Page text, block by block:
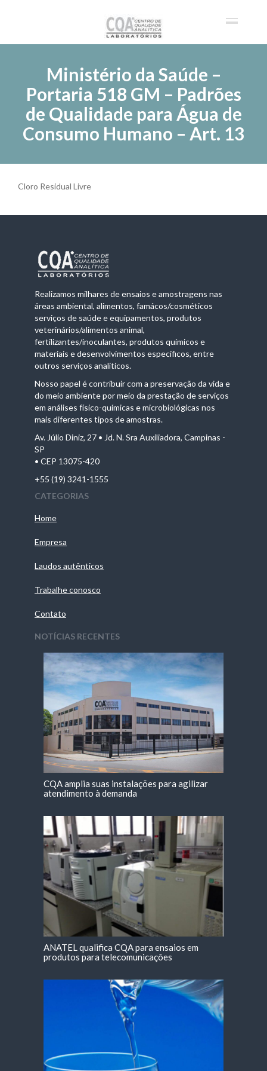
Ministério da Saúde –
Portaria 518 GM – Padrões
de Qualidade para Água de
Consumo Humano – Art. 13
Cloro Residual Livre
Realizamos milhares de ensaios e amostragens nas
áreas ambiental, alimentos, famácos/cosméticos
serviços de saúde e equipamentos, produtos
veterinários/alimentos animal,
fertilizantes/inoculantes, produtos químicos e
materiais e desenvolvimentos específicos, entre
outros serviços analíticos.
Nosso papel é contribuir com a preservação da vida e
do meio ambiente por meio da prestação de serviços
em análises físico-químicas e microbiológicas nos
mais diferentes tipos de amostras.
Av. Júlio Diniz, 27 • Jd. N. Sra Auxiliadora, Campinas -
SP
• CEP 13075-420
+55 (19) 3241-1555
CATEGORIAS
Home
Empresa
Laudos autênticos
Trabalhe conosco
Contato
NOTÍCIAS RECENTES
CQA amplia suas instalações para agilizar
atendimento à demanda
ANATEL qualifica CQA para ensaios em
produtos para telecomunicações